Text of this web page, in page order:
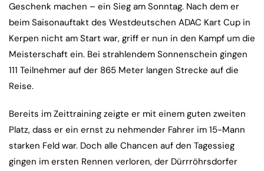
Geschenk machen – ein Sieg am Sonntag. Nach dem er
beim Saisonauftakt des Westdeutschen ADAC Kart Cup in
Kerpen nicht am Start war, griff er nun in den Kampf um die
Meisterschaft ein. Bei strahlendem Sonnenschein gingen
111 Teilnehmer auf der 865 Meter langen Strecke auf die
Reise.
Bereits im Zeittraining zeigte er mit einem guten zweiten
Platz, dass er ein ernst zu nehmender Fahrer im 15-Mann
starken Feld war. Doch alle Chancen auf den Tagessieg
gingen im ersten Rennen verloren, der Dürrröhrsdorfer